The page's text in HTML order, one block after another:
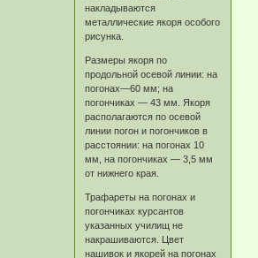
накладываются
металлические якоря особого
рисунка.
Размеры якоря по
продольной осевой линии: на
погонах—60 мм; на
погончиках — 43 мм. Якоря
располагаются по осевой
линии погон и погончиков в
расстоянии: на погонах 10
мм, на погончиках — 3,5 мм
от нижнего края.
Трафареты на погонах и
погончиках курсантов
указанных училищ не
накрашиваются. Цвет
нашивок и якорей на погонах